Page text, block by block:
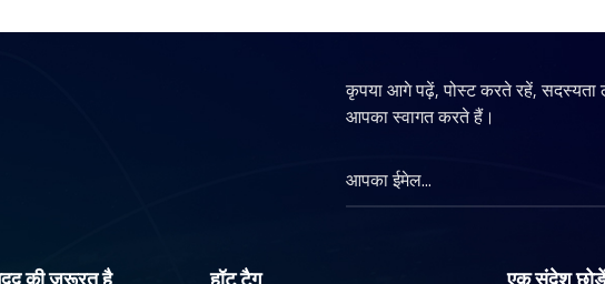
कृपया आगे पढ़ें, पोस्ट करते रहें,
आपका स्वागत करते हैं।